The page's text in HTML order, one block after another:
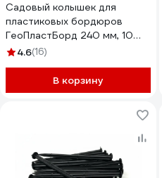
Садовый колышек для
пластиковых бордюров
ГеоПластБорд 240 мм, 10
шт, черный k240mm.10
4.6(16)
В корзину